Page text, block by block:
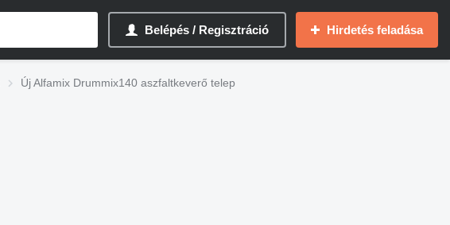
Belépés / Regisztráció Hirdetés feladása
Új Alfamix Drummix140 aszfaltkeverő telep